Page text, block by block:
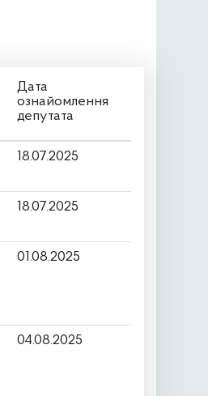
Дата
ознайомлення
депутата
18.07.2025
18.07.2025
01.08.2025
04.08.2025